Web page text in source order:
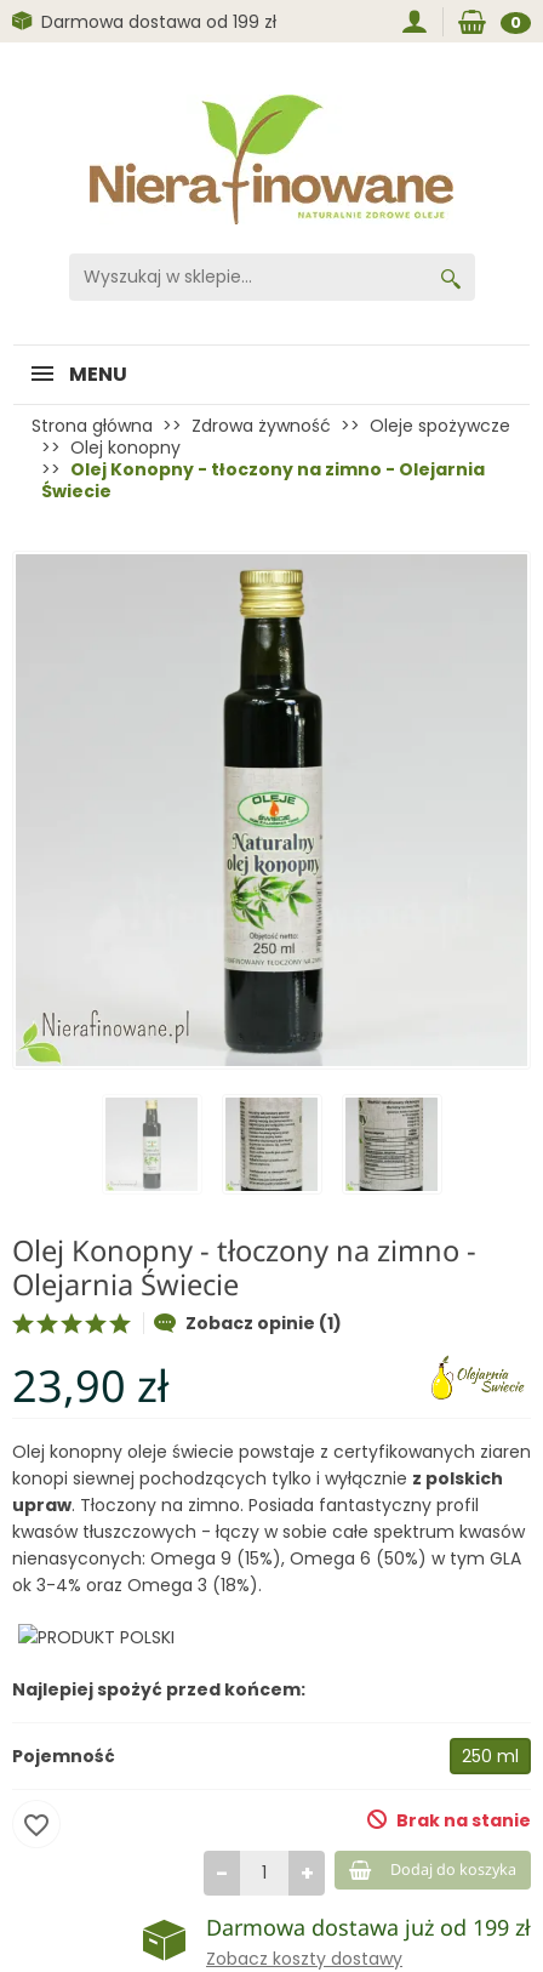
Darmowa dostawa od 199 zł 0
MENU
Strona główna Zdrowa żywność
Oleje spożywcze
Olej konopny
Olej Konopny - tłoczony na zimno - Olejarnia
Świecie
Olej Konopny - tłoczony na zimno -
Olejarnia Świecie
Zobacz opinie (1)
23,90 zł
Olej konopny oleje świecie powstaje z certyfikowanych ziaren
konopi siewnej pochodzących tylko i wyłącznie z polskich
upraw. Tłoczony na zimno. Posiada fantastyczny profil
kwasów tłuszczowych - łączy w sobie całe spektrum kwasów
nienasyconych: Omega 9 (15%), Omega 6 (50%) w tym GLA
ok 3-4% oraz Omega 3 (18%).
Najlepiej spożyć przed końcem:
Pojemność 250 ml
Brak na stanie
+
− Dodaj do koszyka
favorite_border
Darmowa dostawa już od 199 zł
Zobacz koszty dostawy